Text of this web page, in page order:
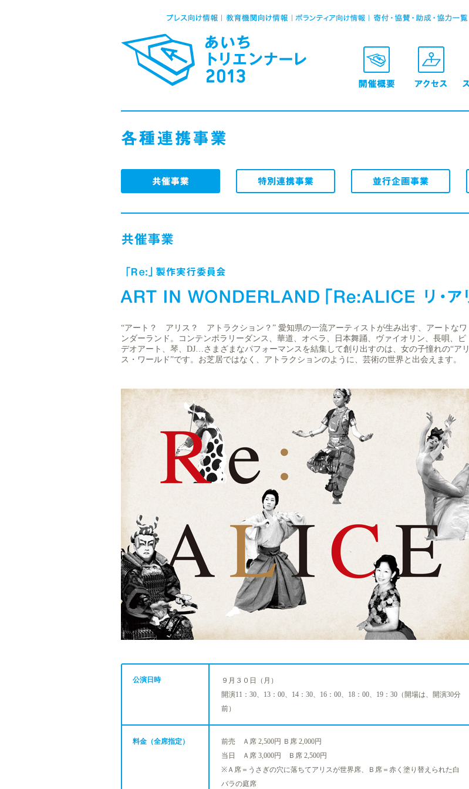
“アート？ アリス？ アトラクション？” 愛知県の一流アーティストが生み出す、アートなワ
ンダーランド。コンテンポラリーダンス、華道、オペラ、日本舞踊、ヴァイオリン、長唄、ビ
デオアート、琴、DJ…さまざまなパフォーマンスを結集して創り出すのは、女の子憧れの“アリ
ス・ワールド”です。お芝居ではなく、アトラクションのように、芸術の世界と出会えます。
公演日時
９月３０日（月）
開演11：30、13：00、14：30、16：00、18：00、19：30（開場は、開演30分
前）
料金（全席指定）
前売 Ａ席 2,500円 Ｂ席 2,000円
当日 Ａ席 3,000円 Ｂ席 2,500円
※Ａ席＝うさぎの穴に落ちてアリスが世界席、Ｂ席＝赤く塗り替えられた白
バラの庭席